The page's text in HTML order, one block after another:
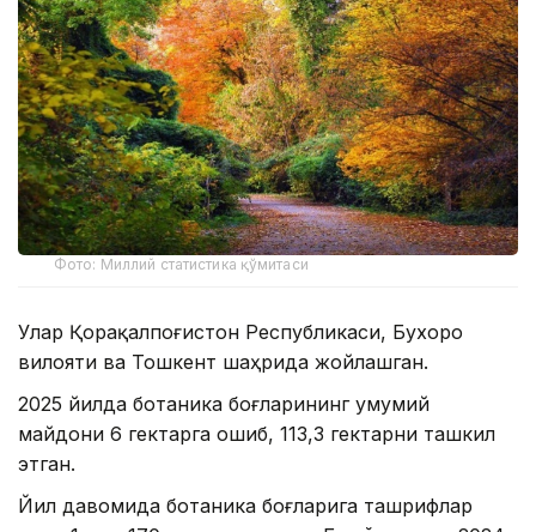
Фото: Миллий статистика қўмитаси
Улар Қорақалпоғистон Республикаси, Бухоро
вилояти ва Тошкент шаҳрида жойлашган.
2025 йилда ботаника боғларининг умумий
майдони 6 гектарга ошиб, 113,3 гектарни ташкил
этган.
Йил давомида ботаника боғларига ташрифлар